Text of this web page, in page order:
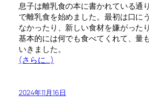
息子は離乳食の本に書かれている通
で離乳食を始めました。最初は口に
なかったり、新しい食材を嫌がった
基本的には何でも食べてくれて、量
いきました。
(さらに…)
2024年11月16日